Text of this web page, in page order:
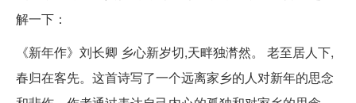
解一下：
《新年作》刘长卿 乡心新岁切,天畔独潸然。 老至居人下,
春归在客先。这首诗写了一个远离家乡的人对新年的思念